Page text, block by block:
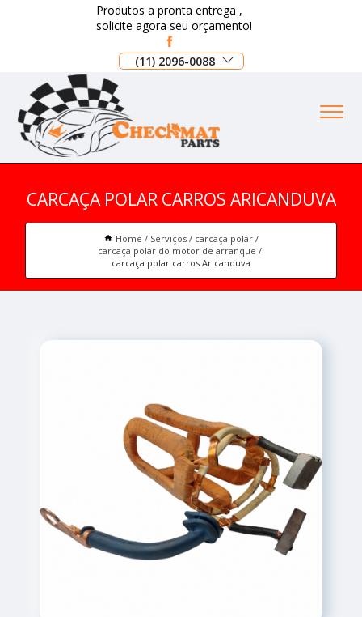
Produtos a pronta entrega ,
solicite agora seu orçamento!
(11) 2096-0088
CARCAÇA POLAR CARROS ARICANDUVA
Home Serviços
carcaça polar
carcaça polar do motor de arranque
carcaça polar carros Aricanduva